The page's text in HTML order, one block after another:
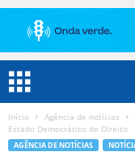
Início Agência de notícias
Estado Democrático de Direito
AGÊNCIA DE NOTÍCIAS